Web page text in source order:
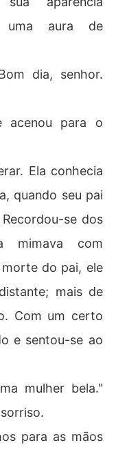
uma aura de
dia, senhor.
acenou para o
Ela conhecia
quando seu pai
se dos
mimava com
do pai, ele
mais de
Com um certo
e sentou-se ao
mulher bela."
para as mãos